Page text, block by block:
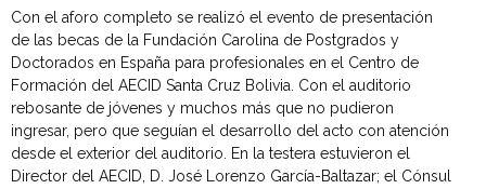
Con el aforo completo se realizó el evento de presentación
de las becas de la Fundación Carolina de Postgrados y
Doctorados en España para profesionales en el Centro de
Formación del AECID Santa Cruz Bolivia. Con el auditorio
rebosante de jóvenes y muchos más que no pudieron
ingresar, pero que seguían el desarrollo del acto con atención
desde el exterior del auditorio. En la testera estuvieron el
Director del AECID, D. José Lorenzo García-Baltazar; el Cónsul